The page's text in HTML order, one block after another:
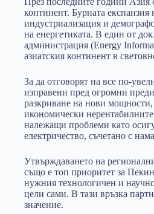
континент. Бурната
индустриализация и
на енергетиката. В един от
администрация (Energy
азиатския континент в
За да отговорят на все по-
изправени пред огромни
разкриване на нови
икономически
належащи проблеми като
електричество, съчетано с
Утвърждаването на
също е топ приоритет за
нужния технологичен и
цели сами. В тази връзка
значение.